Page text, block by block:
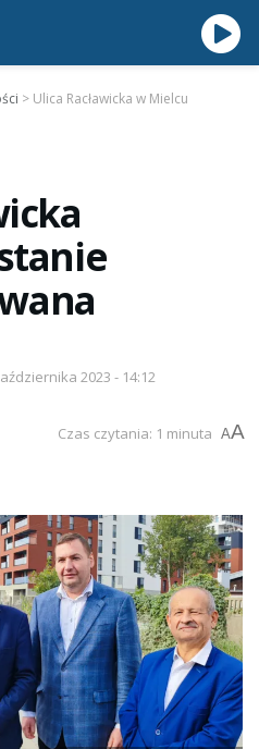
> Ulica Racławicka w Mielcu
2023 - 14:12
Czas czytania: 1 minuta AA